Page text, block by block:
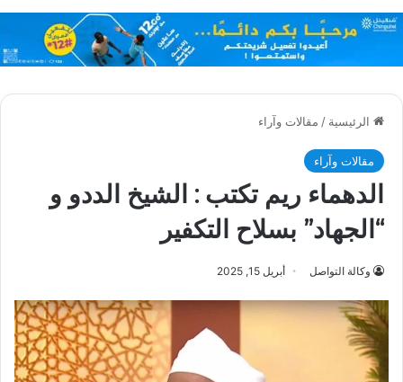
الرئيسية / مقالات وآراء
مقالات وآراء
الدهماء ريم تكتب : الشيخ الددو و
“الجهاد” بسلاح التكفير
وكالة التواصل أبريل 15, 2025